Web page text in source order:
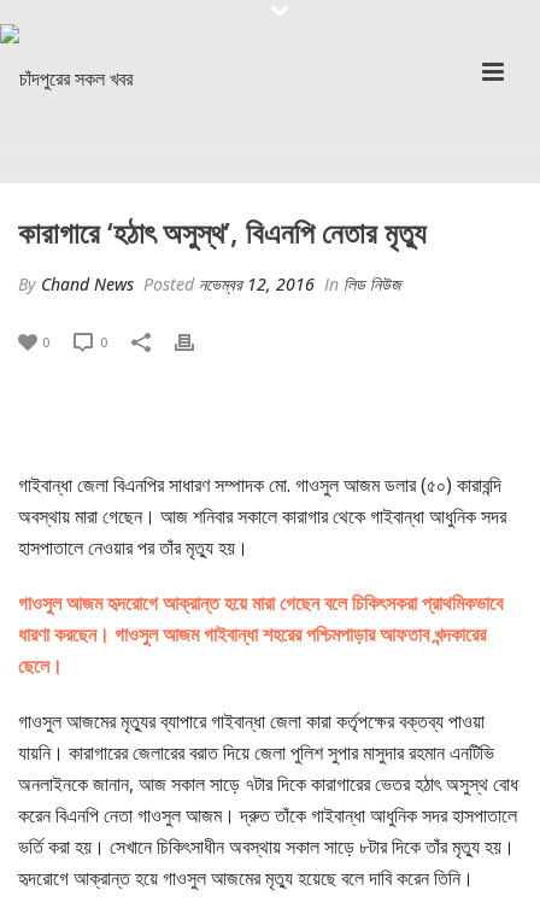
কারাগারে ‘হঠাৎ অসুস্থ’, বিএনপি নেতার মৃত্যু
By Chand News Posted নভেম্বর 12, 2016 In লিড নিউজ
0 0
গাইবান্ধা জেলা বিএনপির সাধারণ সম্পাদক মো. গাওসুল আজম ডলার (৫০) কারাবন্দি
অবস্থায় মারা গেছেন। আজ শনিবার সকালে কারাগার থেকে গাইবান্ধা আধুনিক সদর
হাসপাতালে নেওয়ার পর তাঁর মৃত্যু হয়।
গাওসুল আজম হৃদরোগে আক্রান্ত হয়ে মারা গেছেন বলে চিকিৎসকরা প্রাথমিকভাবে
ধারণা করছেন। গাওসুল আজম গাইবান্ধা শহরের পশ্চিমপাড়ার আফতাব খন্দকারের
ছেলে।
গাওসুল আজমের মৃত্যুর ব্যাপারে গাইবান্ধা জেলা কারা কর্তৃপক্ষের বক্তব্য পাওয়া
যায়নি। কারাগারের জেলারের বরাত দিয়ে জেলা পুলিশ সুপার মাসুদার রহমান এনটিভি
অনলাইনকে জানান, আজ সকাল সাড়ে ৭টার দিকে কারাগারের ভেতর হঠাৎ অসুস্থ বোধ
করেন বিএনপি নেতা গাওসুল আজম। দ্রুত তাঁকে গাইবান্ধা আধুনিক সদর হাসপাতালে
ভর্তি করা হয়। সেখানে চিকিৎসাধীন অবস্থায় সকাল সাড়ে ৮টার দিকে তাঁর মৃত্যু হয়।
হৃদরোগে আক্রান্ত হয়ে গাওসুল আজমের মৃত্যু হয়েছে বলে দাবি করেন তিনি।